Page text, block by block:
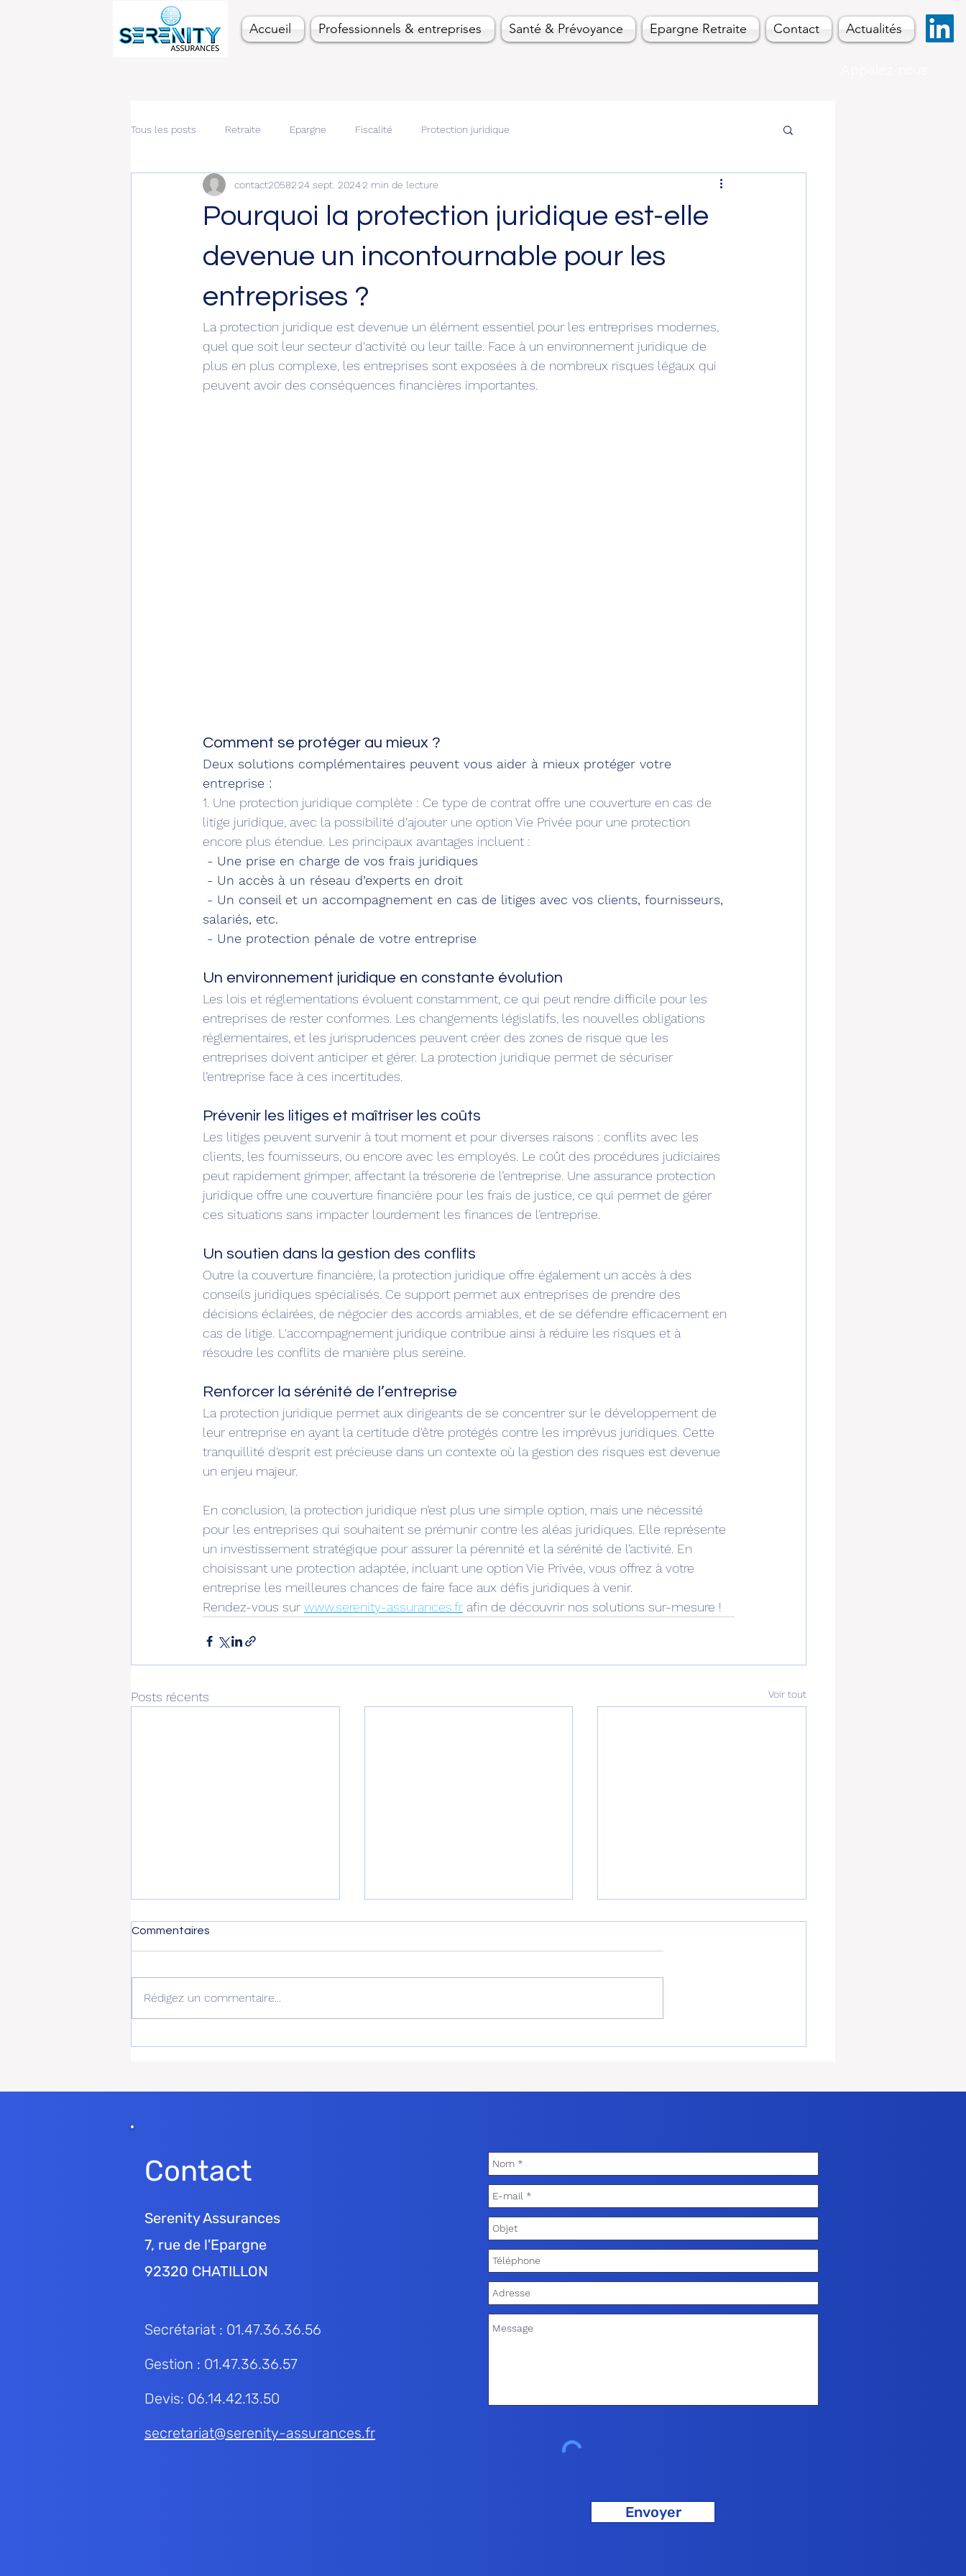
Accueil Professionnels & entreprises Santé & Prévoyance Epargne Retraite Contact Actualités
Tous les posts Retraite Epargne Fiscalité Protection juridique
Pourquoi la protection juridique est-elle
devenue un incontournable pour les
entreprises ?
contact2058224 sept. 20242 min de lecture
La protection juridique est devenue un élément essentiel pour les entreprises modernes,
quel que soit leur secteur d'activité ou leur taille. Face à un environnement juridique de
plus en plus complexe, les entreprises sont exposées à de nombreux risques légaux qui
peuvent avoir des conséquences financières importantes.
Comment se protéger au mieux ?
Deux solutions complémentaires peuvent vous aider à mieux protéger votre
entreprise :
1. Une protection juridique complète : Ce type de contrat offre une couverture en cas de
litige juridique, avec la possibilité d'ajouter une option Vie Privée pour une protection
encore plus étendue. Les principaux avantages incluent :
- Une prise en charge de vos frais juridiques
- Un accès à un réseau d’experts en droit
- Un conseil et un accompagnement en cas de litiges avec vos clients, fournisseurs,
salariés, etc.
- Une protection pénale de votre entreprise
Un environnement juridique en constante évolution
Les lois et réglementations évoluent constamment, ce qui peut rendre difficile pour les
entreprises de rester conformes. Les changements législatifs, les nouvelles obligations
réglementaires, et les jurisprudences peuvent créer des zones de risque que les
entreprises doivent anticiper et gérer. La protection juridique permet de sécuriser
l’entreprise face à ces incertitudes.
Prévenir les litiges et maîtriser les coûts
Les litiges peuvent survenir à tout moment et pour diverses raisons : conflits avec les
clients, les fournisseurs, ou encore avec les employés. Le coût des procédures judiciaires
peut rapidement grimper, affectant la trésorerie de l’entreprise. Une assurance protection
juridique offre une couverture financière pour les frais de justice, ce qui permet de gérer
ces situations sans impacter lourdement les finances de l’entreprise.
Un soutien dans la gestion des conflits
Outre la couverture financière, la protection juridique offre également un accès à des
conseils juridiques spécialisés. Ce support permet aux entreprises de prendre des
décisions éclairées, de négocier des accords amiables, et de se défendre efficacement en
cas de litige. L'accompagnement juridique contribue ainsi à réduire les risques et à
résoudre les conflits de manière plus sereine.
Renforcer la sérénité de l’entreprise
La protection juridique permet aux dirigeants de se concentrer sur le développement de
leur entreprise en ayant la certitude d'être protégés contre les imprévus juridiques. Cette
tranquillité d'esprit est précieuse dans un contexte où la gestion des risques est devenue
un enjeu majeur.
En conclusion, la protection juridique n’est plus une simple option, mais une nécessité
pour les entreprises qui souhaitent se prémunir contre les aléas juridiques. Elle représente
un investissement stratégique pour assurer la pérennité et la sérénité de l’activité. En
choisissant une protection adaptée, incluant une option Vie Privée, vous offrez à votre
entreprise les meilleures chances de faire face aux défis juridiques à venir.
Rendez-vous sur www.serenity-assurances.fr afin de découvrir nos solutions sur-mesure !
Posts récents Voir tout
Commentaires
Rédigez un commentaire...
Contact
Serenity Assurances
7, rue de l'Epargne
92320 CHATILLON
Secrétariat : 01.47.36.36.56
Gestion : 01.47.36.36.57
Devis: 06.14.42.13.50
secretariat@serenity-assurances.fr
Envoyer